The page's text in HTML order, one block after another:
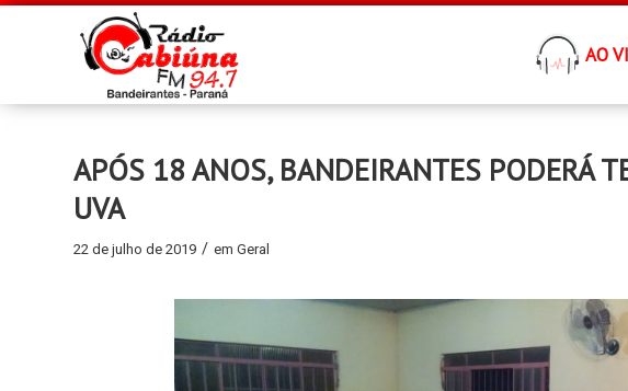
AO
APÓS 18 ANOS, BANDEIRANTES PODERÁ
UVA
22 de julho de 2019 / em Geral